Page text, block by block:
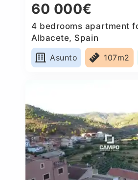
60 000€
4 bedrooms apartment
Albacete, Spain
Asunto
107m2